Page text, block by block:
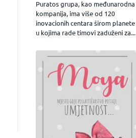
Puratos grupa, kao međunarodna
kompanija, ima više od 120
inovacionih centara širom planete
u kojima rade timovi zaduženi za...